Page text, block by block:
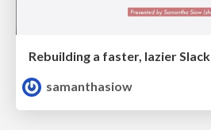
Rebuilding a faster, lazier Slack
samanthasiow